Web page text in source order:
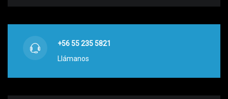
+56 55 235 5821
Llámanos